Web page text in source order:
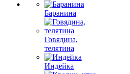
Баранина
Говядина,
телятина
Индейка